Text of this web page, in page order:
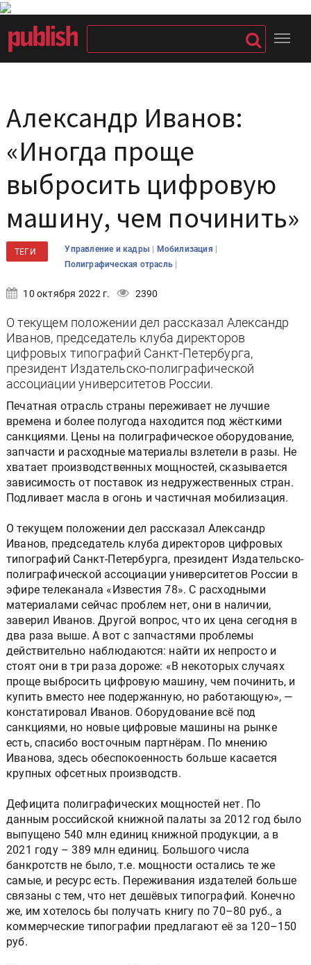
Александр Иванов:
«Иногда проще
выбросить цифровую
машину, чем починить»
ТЕГИ Управление и кадры | Мобилизация |
Полиграфическая отрасль |
10 октября 2022 г. 2390
О текущем положении дел рассказал Александр
Иванов, председатель клуба директоров
цифровых типографий Санкт-Петербурга,
президент Издательско-полиграфической
ассоциации университетов России.
Печатная отрасль страны переживает не лучшие
времена и более полугода находится под жёсткими
санкциями. Цены на полиграфическое оборудование,
запчасти и расходные материалы взлетели в разы. Не
хватает производственных мощностей, сказывается
зависимость от поставок из недружественных стран.
Подливает масла в огонь и частичная мобилизация.
О текущем положении дел рассказал Александр
Иванов, председатель клуба директоров цифровых
типографий Санкт-Петербурга, президент Издательско-
полиграфической ассоциации университетов России в
эфире телеканала «Известия 78». С расходными
материалами сейчас проблем нет, они в наличии,
заверил Иванов. Другой вопрос, что их цена сегодня в
два раза выше. А вот с запчастями проблемы
действительно наблюдаются: найти их непросто и
стоят они в три раза дороже: «В некоторых случаях
проще выбросить цифровую машину, чем починить, и
купить вместо нее подержанную, но работающую», —
констатировал Иванов. Оборудование всё под
санкциями, но новые цифровые машины на рынке
есть, спасибо восточным партнёрам. По мнению
Иванова, здесь обеспокоенность больше касается
крупных офсетных производств.
Дефицита полиграфических мощностей нет. По
данным российской книжной палаты за 2012 год было
выпущено 540 млн единиц книжной продукции, а в
2021 году – 389 млн единиц. Большого числа
банкротств не было, т.е. мощности остались те же
самые, и ресурс есть. Переживания издателей больше
связаны с тем, что нет дешёвых типографий. Конечно
же, им хотелось бы получать книгу по 70–80 руб., а
коммерческие типографии предлагают её за 120–150
руб.